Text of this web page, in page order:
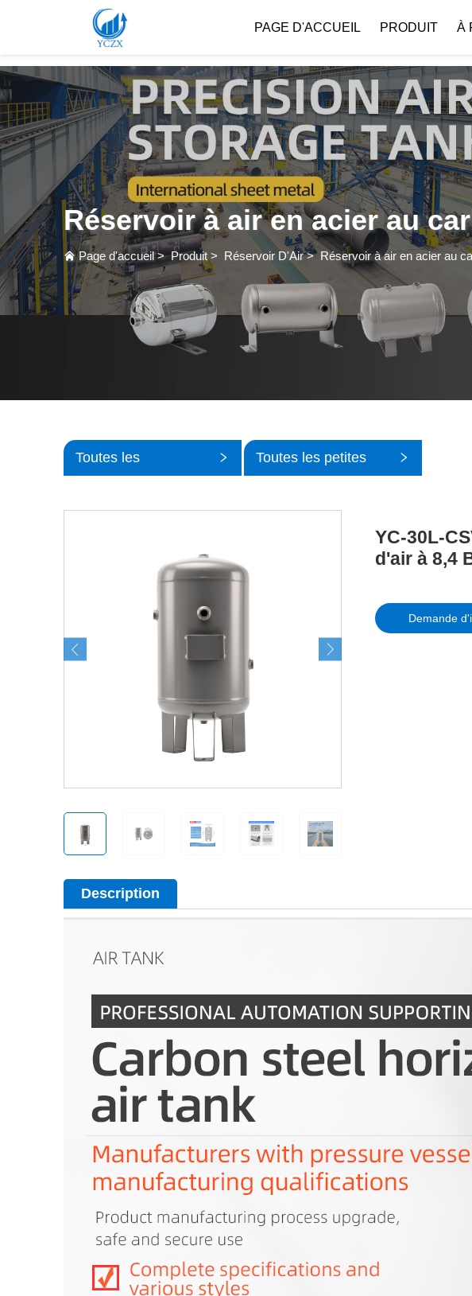
var images = document.getElementsByTagName('img'); for (var i = 0; i < images.length; i++) { if
PAGE D'ACCUEIL PRODUIT À
Profil
Réservoir à air en acier au
Page d'accueil>Produit> Réservoir D'Air> Réservoir à air en acier au
Toutes les Toutes les petites
YC-30L-
d'air à 8,4
Demande
Description